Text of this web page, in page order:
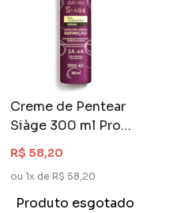
Creme de Pentear
Siàge 300 ml Pro
Cronology
Definição
R$ 58,20
ou 1x de R$ 58,20
Produto esgotado